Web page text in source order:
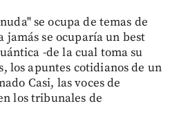
se ocupa de temas de
jamás se ocuparía un best
-de la cual toma su
los apuntes cotidianos de un
Casi, las voces de
los tribunales de